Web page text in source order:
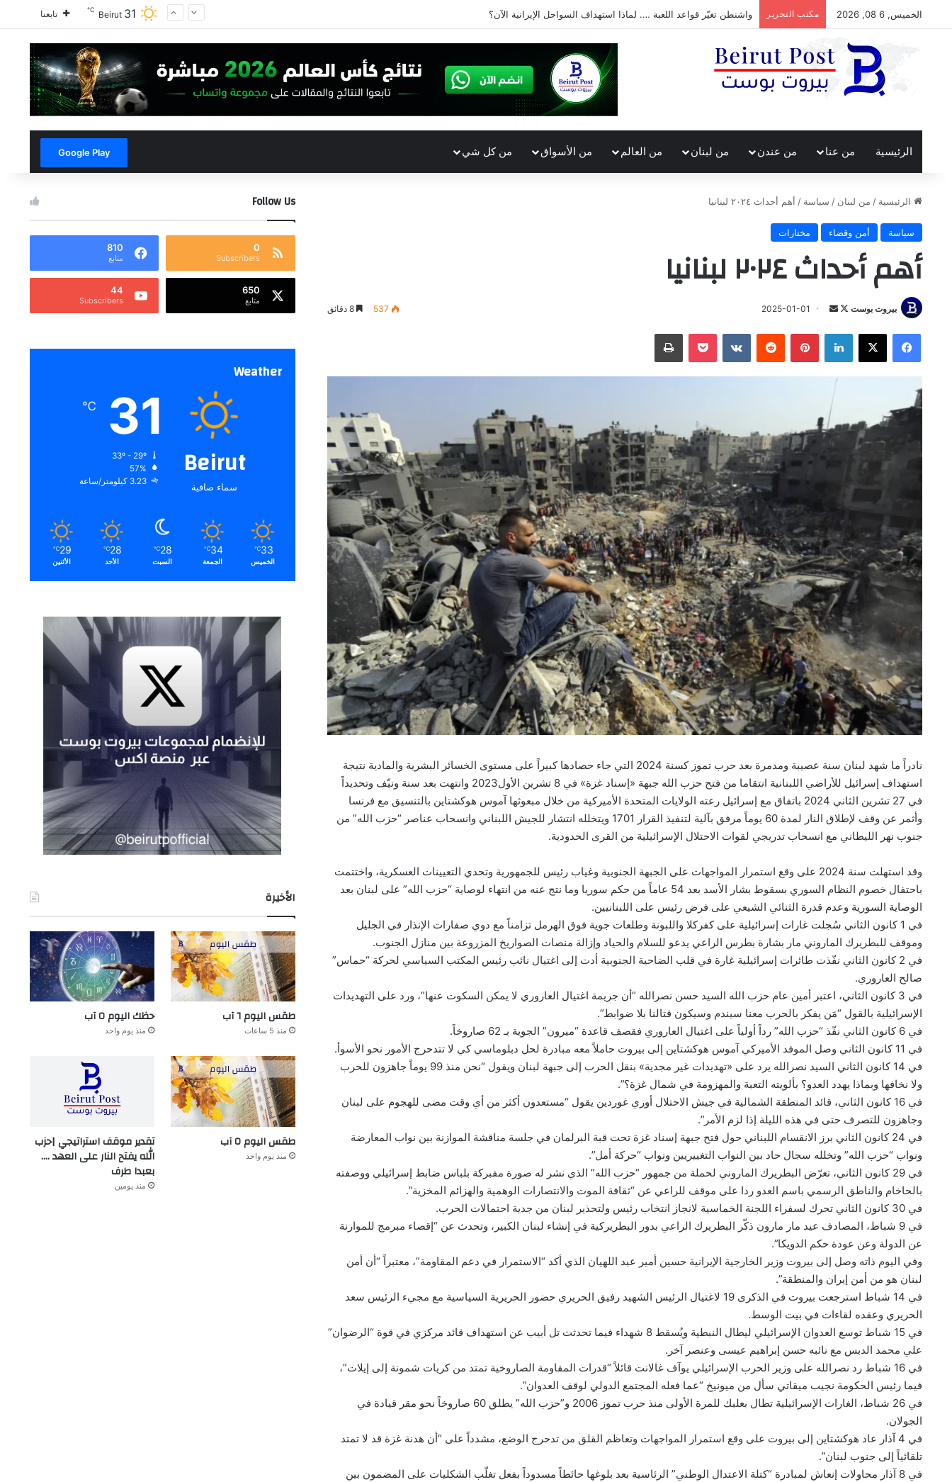
الخميس, 6 08, 2026 مكتب التحرير واشنطن تغيّر قواعد اللعبة …. لماذا استهداف السواحل الإيرانية الآن؟ Beirut 31
℃ تابعنا
الرئيسية من عنا من عندن من لبنان من العالم من الأسواق من كل شي Google Play
الرئيسية / من لبنان / سياسة / أهم أحداث ٢٠٢٤ لبنانيا
سياسة أمن وقضاء مختارات
أهم أحداث ٢٠٢٤ لبنانيا
بيروت بوست
تابع
X
أرسل
إلكترونيا
2025-01-01
537 8 دقائق
فيسبوك ‫X لينكدإن بينتيريست
‏Reddit
‏VKontakte
‫Pocket طباعة
نادراً ما شهد لبنان سنة عصيبة ومدمرة بعد حرب تموز كسنة 2024 التي جاء حصادها كبيراً على مستوى الخسائر البشرية والمادية نتيجة
استهداف إسرائيل للأراضي اللبنانية انتقاما من فتح حزب الله جبهة «إسناد غزة» في 8 تشرين الأول2023 وانتهت بعد سنة ونيّف وتحديداً
في 27 تشرين الثاني 2024 باتفاق مع إسرائيل رعته الولايات المتحدة الأميركية من خلال مبعوثها آموس هوكشتاين بالتنسيق مع فرنسا
وأثمر عن وقف لإطلاق النار لمدة 60 يوماً مرفق بآلية لتنفيذ القرار 1701 ويتخلله انتشار للجيش اللبناني وانسحاب عناصر “حزب الله” من
جنوب نهر الليطاني مع انسحاب تدريجي لقوات الاحتلال الإسرائيلية من القرى الحدودية.
وقد استهلت سنة 2024 على وقع استمرار المواجهات على الجبهة الجنوبية وغياب رئيس للجمهورية وتحدي التعيينات العسكرية، واختتمت
باحتفال خصوم النظام السوري بسقوط بشار الأسد بعد 54 عاماً من حكم سوريا وما نتج عنه من انتهاء لوصاية “حزب الله” على لبنان بعد
الوصاية السورية وعدم قدرة الثنائي الشيعي على فرض رئيس على اللبنانيين.
في 1 كانون الثاني سُجلت غارات إسرائيلية على كفركلا واللبونة وطلعات جوية فوق الهرمل تزامناً مع دوي صفارات الإنذار في الجليل
وموقف للبطريرك الماروني مار بشارة بطرس الراعي يدعو للسلام والحياد وإزالة منصات الصواريخ المزروعة بين منازل الجنوب.
في 2 كانون الثاني نفّذت طائرات إسرائيلية غارة في قلب الضاحية الجنوبية أدت إلى اغتيال نائب رئيس المكتب السياسي لحركة “حماس”
صالح العاروري.
في 3 كانون الثاني، اعتبر أمين عام حزب الله السيد حسن نصرالله “أن جريمة اغتيال العاروري لا يمكن السكوت عنها”، ورد على التهديدات
الإسرائيلية بالقول “مَن يفكر بالحرب معنا سيندم وسيكون قتالنا بلا ضوابط”.
في 6 كانون الثاني نفّذ “حزب الله” رداً أولياً على اغتيال العاروري فقصف قاعدة “ميرون” الجوية بـ 62 صاروخاً.
في 11 كانون الثاني وصل الموفد الأميركي آموس هوكشتاين إلى بيروت حاملاً معه مبادرة لحل دبلوماسي كي لا تتدحرج الأمور نحو الأسوأ.
في 14 كانون الثاني السيد نصرالله يرد على «تهديدات غير مجدية» بنقل الحرب إلى جبهة لبنان ويقول “نحن منذ 99 يوماً جاهزون للحرب
ولا نخافها وبماذا يهدد العدو؟ بألويته التعبة والمهزومة في شمال غزة؟”.
في 16 كانون الثاني، قائد المنطقة الشمالية في جيش الاحتلال أوري غوردين يقول “مستعدون أكثر من أي وقت مضى للهجوم على لبنان
وجاهزون للتصرف حتى في هذه الليلة إذا لزم الأمر”.
في 24 كانون الثاني برز الانقسام اللبناني حول فتح جبهة إسناد غزة تحت قبة البرلمان في جلسة مناقشة الموازنة بين نواب المعارضة
ونواب “حزب الله” وتخلله سجال حاد بين النواب التغييريين ونواب “حركة أمل”.
في 29 كانون الثاني، تعرّض البطريرك الماروني لحملة من جمهور “حزب الله” الذي نشر له صورة مفبركة بلباس ضابط إسرائيلي ووصفته
بالحاخام والناطق الرسمي باسم العدو ردا على موقف للراعي عن “ثقافة الموت والانتصارات الوهمية والهزائم المخزية”.
في 30 كانون الثاني تحرك لسفراء اللجنة الخماسية لانجاز انتخاب رئيس ولتحذير لبنان من جدية احتمالات الحرب.
في 9 شباط، المصادف عيد مار مارون ذكّر البطريرك الراعي بدور البطريركية في إنشاء لبنان الكبير، وتحدث عن “إقصاء مبرمج للموارنة
عن الدولة وعن عودة حكم الدويكا”.
وفي اليوم ذاته وصل إلى بيروت وزير الخارجية الإيرانية حسين أمير عبد اللهيان الذي أكد “الاستمرار في دعم المقاومة”، معتبراً “أن أمن
لبنان هو من أمن إيران والمنطقة”.
في 14 شباط استرجعت بيروت في الذكرى 19 لاغتيال الرئيس الشهيد رفيق الحريري حضور الحريرية السياسية مع مجيء الرئيس سعد
الحريري وعقده لقاءات في بيت الوسط.
في 15 شباط توسع العدوان الإسرائيلي ليطال النبطية ويُسقط 8 شهداء فيما تحدثت تل أبيب عن استهداف قائد مركزي في قوة “الرضوان”
علي محمد الدبس مع نائبه حسن إبراهيم عيسى وعنصر آخر.
في 16 شباط رد نصرالله على وزير الحرب الإسرائيلي يوآف غالانت قائلاً “قدرات المقاومة الصاروخية تمتد من كريات شمونة إلى إيلات”،
فيما رئيس الحكومة نجيب ميقاتي سأل من ميونيخ “عما فعله المجتمع الدولي لوقف العدوان”.
في 26 شباط، الغارات الإسرائيلية تطال بعلبك للمرة الأولى منذ حرب تموز 2006 و”حزب الله” يطلق 60 صاروخاً نحو مقر قيادة في
الجولان.
في 4 آذار عاد هوكشتاين إلى بيروت على وقع استمرار المواجهات وتعاظم القلق من تدحرج الوضع، مشدداً على “أن هدنة غزة قد لا تمتد
تلقائياً إلى جنوب لبنان”.
في 8 آذار محاولات إنعاش لمبادرة “كتلة الاعتدال الوطني” الرئاسية بعد بلوغها حائطاً مسدوداً بفعل تغلّب الشكليات على المضمون بين
Follow Us
0
Subscribers
810
متابع
650
متابع
44
Subscribers
Weather
Beirut
سماء صافية
31
℃
57%
3.23 كيلومتر/ساعة
33
℃
الخميس
34
℃
الجمعة
28
℃
السبت
28
℃
الأحد
29
℃
الأثنين
الأخيرة
طقس اليوم ٦ آب
منذ 5 ساعات
حظك اليوم ٥ آب
منذ يوم واحد
طقس اليوم ٥ آب
منذ يوم واحد
تقدير موقف استراتيجي |حزب
الله يفتح النار على العهد ….
بعبدا طرف
منذ يومين